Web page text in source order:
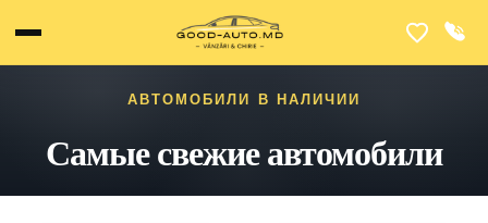
АВТОМОБИЛИ В НАЛИЧИИ
Самые свежие автомобили